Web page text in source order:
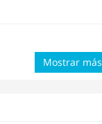
Mostrar más